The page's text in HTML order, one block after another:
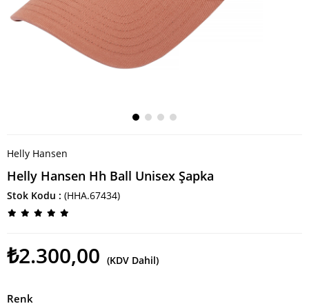
Helly Hansen
Helly Hansen Hh Ball Unisex Şapka
Stok Kodu (HHA.67434)
₺2.300,00 (KDV Dahil)
Renk